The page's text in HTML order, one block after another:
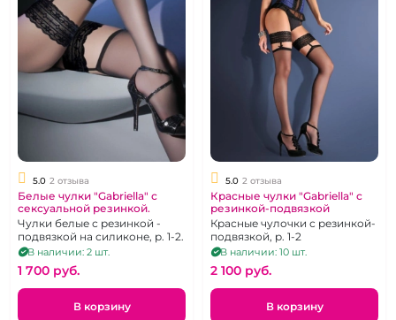
5.0 2 отзыва
Белые чулки "Gabriella" с
сексуальной резинкой.
Чулки белые с резинкой -
подвязкой на силиконе, р. 1-2.
В наличии: 2 шт.
1 700 pуб.
В корзину
5.0 2 отзыва
Красные чулки "Gabriella" с
резинкой-подвязкой
Красные чулочки с резинкой-
подвязкой, р. 1-2
В наличии: 10 шт.
2 100 pуб.
В корзину